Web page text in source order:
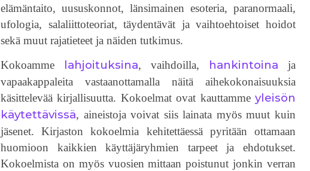
elämäntaito, uususkonnot, länsimainen esoteria, paranormaali,
ufologia, salaliittoteoriat, täydentävät ja vaihtoehtoiset hoidot
sekä muut rajatieteet ja näiden tutkimus.
Kokoamme lahjoituksina, vaihdoilla, hankintoina ja
vapaakappaleita vastaanottamalla näitä aihekokonaisuuksia
käsittelevää kirjallisuutta. Kokoelmat ovat kauttamme yleisön
käytettävissä, aineistoja voivat siis lainata myös muut kuin
jäsenet. Kirjaston kokoelmia kehitettäessä pyritään ottamaan
huomioon kaikkien käyttäjäryhmien tarpeet ja ehdotukset.
Kokoelmista on myös vuosien mittaan poistunut jonkin verran